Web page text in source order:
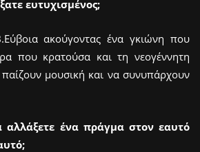
ευτυχισμένος;
ακούγοντας ένα γκιώνη που
που κρατούσα και τη νεογέννητη
μουσική και να συνυπάρχουν
ένα πράγμα στον εαυτό